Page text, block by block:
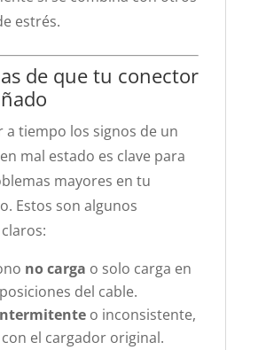
estrés.
de que tu conector
a tiempo los signos de un
mal estado es clave para
mayores en tu
Estos son algunos
no carga o solo carga en
del cable.
o inconsistente,
el cargador original.